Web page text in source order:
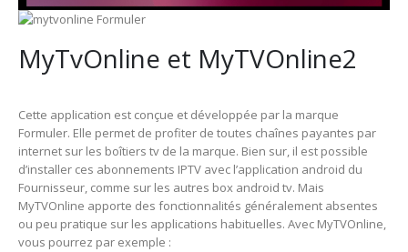
MyTvOnline et MyTVOnline2
Cette application est conçue et développée par la marque
Formuler. Elle permet de profiter de toutes chaînes payantes par
internet sur les boîtiers tv de la marque. Bien sur, il est possible
d’installer ces abonnements IPTV avec l’application android du
Fournisseur, comme sur les autres box android tv. Mais
MyTVOnline apporte des fonctionnalités généralement absentes
ou peu pratique sur les applications habituelles. Avec MyTVOnline,
vous pourrez par exemple :